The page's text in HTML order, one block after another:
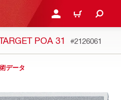
ログイン・新規オンライ
カート
POA 31 #2126061
データ